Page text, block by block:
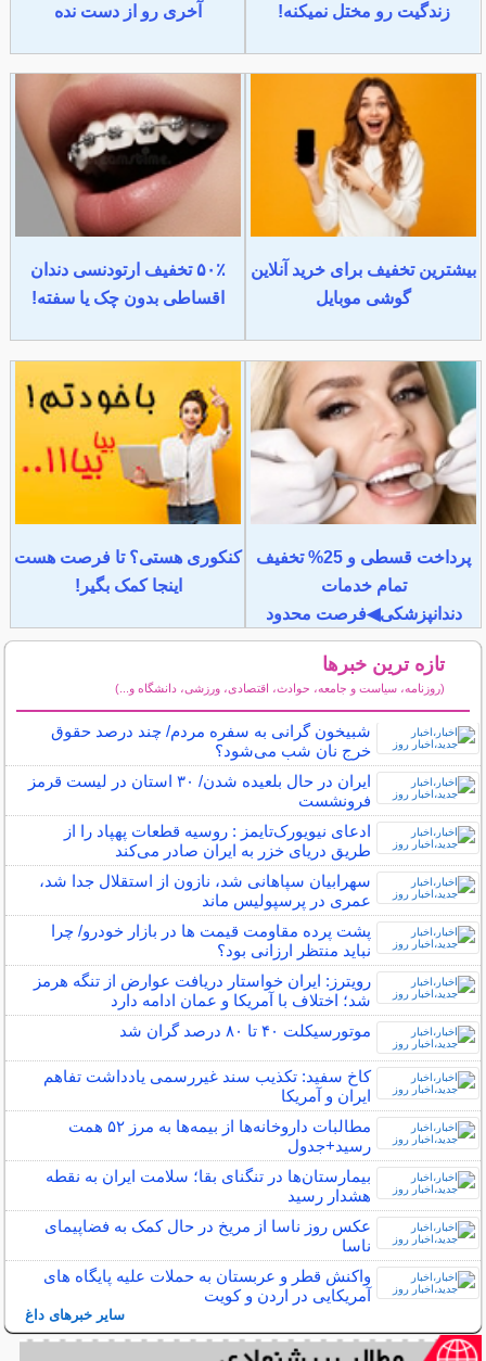
زندگیت رو مختل نمیکنه!
آخری رو از دست نده
بیشترین تخفیف برای خرید آنلاین
گوشی موبایل
۵۰٪ تخفیف ارتودنسی دندان
اقساطی بدون چک یا سفته!
پرداخت قسطی و 25% تخفیف
تمام خدمات
دندانپزشکی◀فرصت محدود
کنکوری هستی؟ تا فرصت هست
اینجا کمک بگیر!
تازه ترین خبرها
(روزنامه، سیاست و جامعه، حوادث، اقتصادی، ورزشی، دانشگاه و...)
شبیخون گرانی به سفره مردم/ چند درصد حقوق
خرج نان شب می‌شود؟
ایران در حال بلعیده شدن/ ۳۰ استان در لیست قرمز
فرونشست
ادعای نیویورک‌تایمز : روسیه قطعات پهپاد را از
طریق دریای خزر به ایران صادر می‌کند
سهرابیان سپاهانی شد، نازون از استقلال جدا شد،
عمری در پرسپولیس ماند
پشت پرده مقاومت قیمت‌ ها در بازار خودرو/ چرا
نباید منتظر ارزانی بود؟
رویترز: ایران خواستار دریافت عوارض از تنگه هرمز
شد؛ اختلاف با آمریکا و عمان ادامه دارد
موتورسیکلت ۴۰ تا ۸۰ درصد گران شد
کاخ سفید: تکذیب سند غیررسمی یادداشت تفاهم
ایران و آمریکا
مطالبات داروخانه‌ها از بیمه‌ها به مرز ۵۲ همت
رسید+جدول
بیمارستان‌ها در تنگنای بقا؛ سلامت ایران به نقطه
هشدار رسید
عکس روز ناسا از مریخ در حال کمک به فضاپیمای
ناسا
واکنش قطر و عربستان به حملات علیه پایگاه های
آمریکایی در اردن و کویت
سایر خبرهای داغ